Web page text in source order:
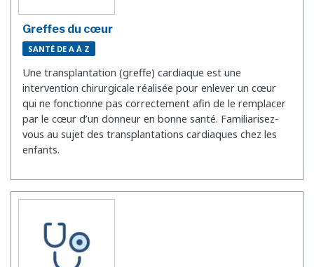
Greffes du cœur
SANTÉ DE A À Z
Une transplantation (greffe) cardiaque est une
intervention chirurgicale réalisée pour enlever un cœur
qui ne fonctionne pas correctement afin de le remplacer
par le cœur d’un donneur en bonne santé. Familiarisez-
vous au sujet des transplantations cardiaques chez les
enfants.